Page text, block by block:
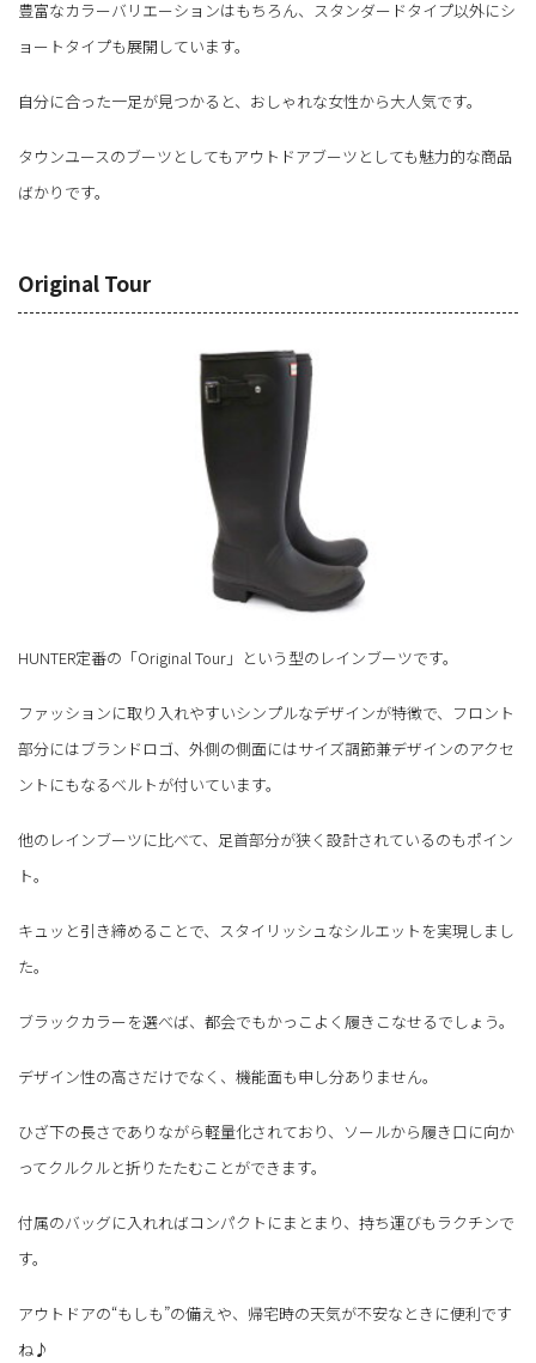
豊富なカラーバリエーションはもちろん、スタンダードタイプ以外にシ
ョートタイプも展開しています。
自分に合った一足が見つかると、おしゃれな女性から大人気です。
タウンユースのブーツとしてもアウトドアブーツとしても魅力的な商品
ばかりです。
Original Tour
HUNTER定番の「Original Tour」という型のレインブーツです。
ファッションに取り入れやすいシンプルなデザインが特徴で、フロント
部分にはブランドロゴ、外側の側面にはサイズ調節兼デザインのアクセ
ントにもなるベルトが付いています。
他のレインブーツに比べて、足首部分が狭く設計されているのもポイン
ト。
キュッと引き締めることで、スタイリッシュなシルエットを実現しまし
た。
ブラックカラーを選べば、都会でもかっこよく履きこなせるでしょう。
デザイン性の高さだけでなく、機能面も申し分ありません。
ひざ下の長さでありながら軽量化されており、ソールから履き口に向か
ってクルクルと折りたたむことができます。
付属のバッグに入れればコンパクトにまとまり、持ち運びもラクチンで
す。
アウトドアの“もしも”の備えや、帰宅時の天気が不安なときに便利です
ね♪